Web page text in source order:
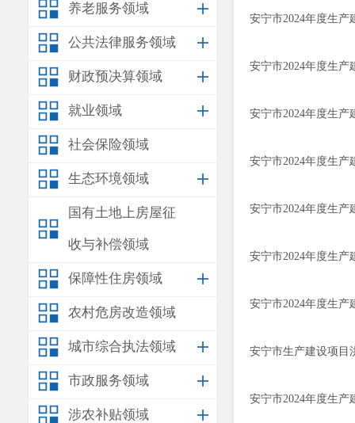
养老服务领域
公共法律服务领域
财政预决算领域
就业领域
社会保险领域
生态环境领域
国有土地上房屋征
收与补偿领域
保障性住房领域
农村危房改造领域
城市综合执法领域
市政服务领域
涉农补贴领域
安宁市2024年度生
安宁市2024年度生
安宁市2024年度生
安宁市2024年度生
安宁市2024年度生
安宁市2024年度生
安宁市2024年度生
安宁市生产建设项目
安宁市2024年度生